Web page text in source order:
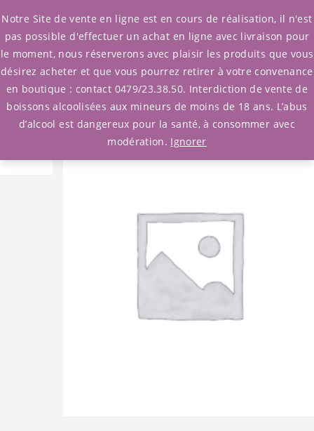
0
Accueil/Whisky /Ecosse
/ Whisky Bruichladdich Cuvée 640 Eroïca
Notre Site de vente en ligne est en cours de réalisation, il n'est
pas possible d'effectuer un achat en ligne avec livraison pour
le moment, nous réserverons avec plaisir les produits que vous
désirez acheter et que vous pourrez retirer à votre convenance
en boutique : contact 0479/23.38.50. Interdiction de vente de
boissons alcoolisées aux mineurs de moins de 18 ans. L’abus
d’alcool est dangereux pour la santé, à consommer avec
modération. Ignorer